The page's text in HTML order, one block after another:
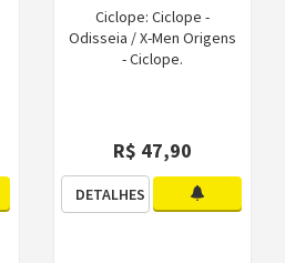
Ciclope: Ciclope -
Odisseia / X-Men Origens
- Ciclope.
R$ 47,90
DETALHES